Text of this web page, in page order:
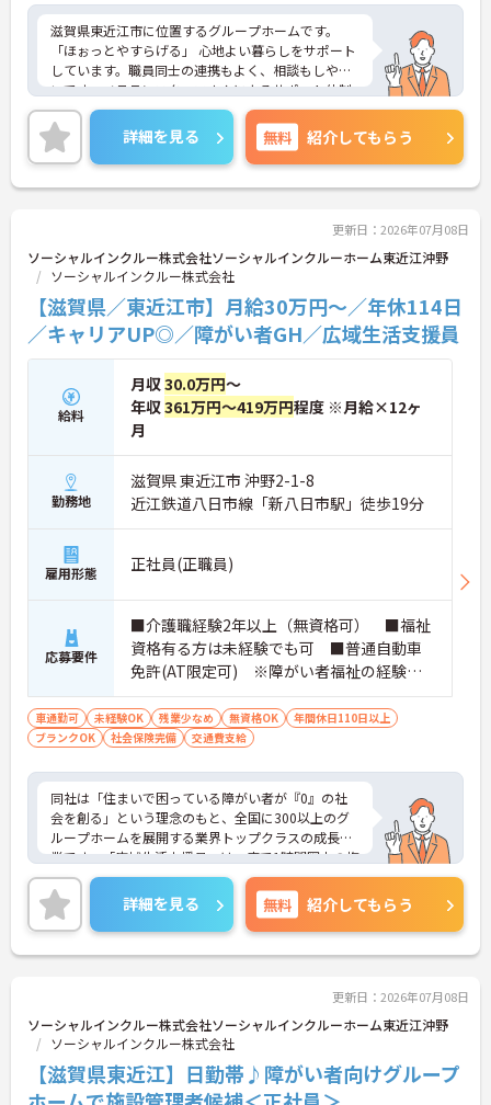
滋賀県東近江市に位置するグループホームです。
「ほぉっとやすらげる」 心地よい暮らしをサポート
しています。職員同士の連携もよく、相談もしやす
いです。ベテランスタッフさんによるサポート体制
もしっかりとあり、介護系の資格がない方も安心し
てスタートいただけます。ご興味のある方には、面
接対策ポイントなど、さらに詳細をお話しいたしま
すのでお気軽にご相談ください！
詳細を見る 無料 紹介してもらう
更新日：2026年07月08日
ソーシャルインクルー株式会社ソーシャルインクルーホーム東近江沖野
ソーシャルインクルー株式会社
【滋賀県／東近江市】月給30万円～／年休114日
／キャリアUP◎／障がい者GH／広域生活支援員
給料
月収30.0万円～
年収361万円～419万円程度 ※月給×12ヶ
月
勤務地
滋賀県 東近江市 沖野2-1-8
近江鉄道八日市線「新八日市駅」徒歩19分
雇用形態 正社員(正職員)
応募要件
■介護職経験2年以上（無資格可） ■福祉
資格有る方は未経験でも可 ■普通自動車
免許(AT限定可) ※障がい者福祉の経験は
不問です。※実務経験2年以上の方、障がい
者福祉に関する経験をお持ちの方大歓迎
車通勤可 未経験OK 残業少なめ 無資格OK
年間休日110日以上
ブランクOK
社会保険完備 交通費支給
同社は「住まいで困っている障がい者が『0』の社
会を創る」という理念のもと、全国に300以上のグ
ループホームを展開する業界トップクラスの成長企
業です。「広域生活支援員」は、車で1時間圏内の複
数施設を横断的に担当し、現場支援とパートスタッ
フのサポートを行うハイクラスなポジションです。
最新設備とバリアフリーが完備され、スタッフの身
体的負担が少なく、広域手当5万円が付与されるこ
とで高い給与水準を実現しています。年間休日114
効率化など、ワークライフバランスを保ちながら定
年70歳まで長期的に活躍できる制度が盤石に整って
います。複数施設を経験することで培われるマネジ
メント視点は、将来的なエリアマネージャーへのキ
ャリアアップにも直結しており、最新の環境で専門
性を発揮したいプロフェッショナルの方にお勧めで
詳細を見る 無料 紹介してもらう
更新日：2026年07月08日
ソーシャルインクルー株式会社ソーシャルインクルーホーム東近江沖野
ソーシャルインクルー株式会社
【滋賀県東近江】日勤帯♪障がい者向けグループ